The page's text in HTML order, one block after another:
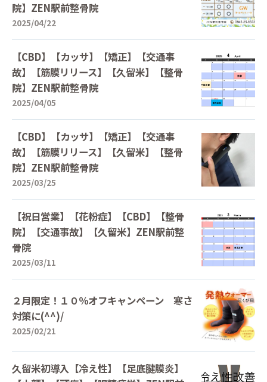
院】ZEN駅前整骨院
2025/04/22
【CBD】【カッサ】【矯正】【交通事
故】【筋膜リリース】【久留米】【整骨
院】ZEN駅前整骨院
2025/04/05
【CBD】【カッサ】【矯正】【交通事
故】【筋膜リリース】【久留米】【整骨
院】ZEN駅前整骨院
2025/03/25
【祝日営業】【花粉症】【CBD】【整骨
院】【交通事故】【久留米】ZEN駅前整
骨院
2025/03/11
２月限定！１０％オフキャンペーン 寒さ
対策に(^^)/
2025/02/21
久留米初導入【冷え性】【足底腱膜炎】